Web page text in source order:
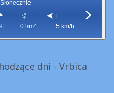
Słonecznie
0 l/m²
E
5 km/h
dni - Vrbica